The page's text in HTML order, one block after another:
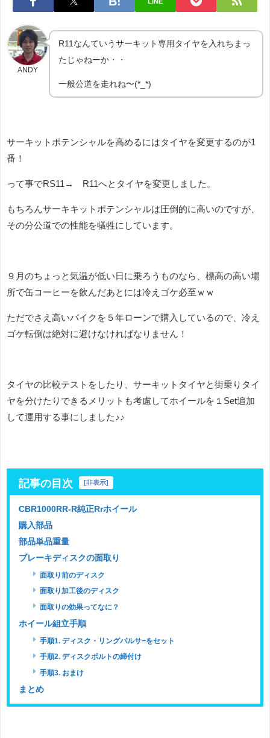
ANDY
R11なんていうサーキット専用タイヤを入れちまっ
たじゃねーか・・
一般公道を走れね〜(*_*)
サーキットポテンシャルを高めるにはタイヤを変更するのが1
番！
って事でRS11→ R11へとタイヤを変更しました。
もちろんサーキキットポテンシャルは圧倒的に高いのですが、
その分公道での性能を犠牲にしています。
９月のちょっと気温が低い日に乗ろうものなら、標高の高い場
所で缶コーヒーを飲んだあとには冷えゴケ必至ｗｗ
ただでさえ高いバイクを５年ローンで購入しているので、冷え
ゴケ転倒は絶対に避けなければなりません！
タイヤの比較テストをしたり、サーキットタイヤと街乗りタイ
ヤを分けたりできるメリットも考慮してホイールを１Set追加
して運用する事にしました♪♪
記事の目次 [非表示]
CBR1000RR-R純正Rrホイール
購入部品
部品単品重量
ブレーキディスクの面取り
面取り前のディスク
面取り加工後のディスク
面取りの効果ってなに？
ホイール組立手順
手順1. ディスク・リングパルサ−をセット
手順2. ディスクボルトの締付け
手順3. おまけ
まとめ